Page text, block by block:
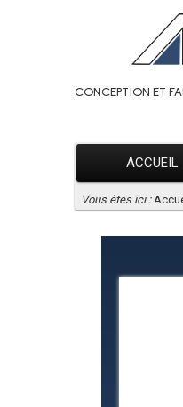
CONCEPTION ET
ACCUEIL
Vous êtes ici :